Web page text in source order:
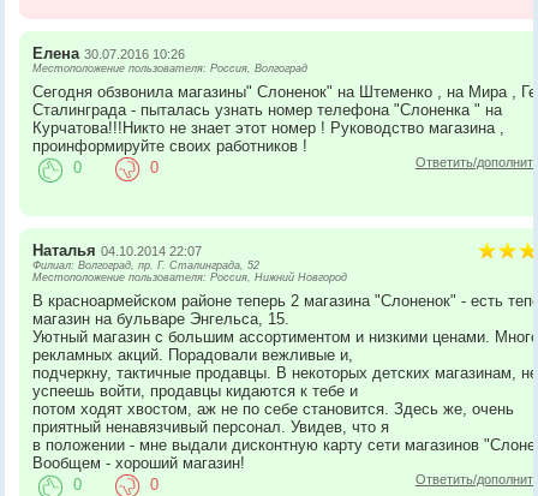
Елена 30.07.2016 10:26
Местоположение пользователя: Россия, Волгоград
Сегодня обзвонила магазины" Слоненок" на Штеменко , на Мира ,
Сталинграда - пыталась узнать номер телефона "Слоненка " на
Курчатова!!!Никто не знает этот номер ! Руководство магазина ,
проинформируйте своих работников !
Ответить/
0 0
Наталья 04.10.2014 22:07
Филиал: Волгоград, пр. Г. Сталинграда, 52
Местоположение пользователя: Россия, Нижний Новгород
В красноармейском районе теперь 2 магазина "Слоненок" - есть
магазин на бульваре Энгельса, 15.
Уютный магазин с большим ассортиментом и низкими ценами.
рекламных акций. Порадовали вежливые и,
подчеркну, тактичные продавцы. В некоторых детских магазинам, не
успеешь войти, продавцы кидаются к тебе и
потом ходят хвостом, аж не по себе становится. Здесь же, очень
приятный ненавязчивый персонал. Увидев, что я
в положении - мне выдали дисконтную карту сети магазинов
Вообщем - хороший магазин!
Ответить/
0 0